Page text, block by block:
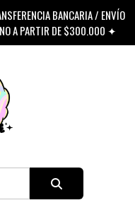
BANCARIA / ENVÍO
A PARTIR DE $300.000 ✦